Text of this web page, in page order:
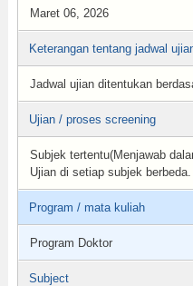
Maret 06, 2026
Keterangan tentang jadwal
Jadwal ujian ditentukan
Ujian / proses screening
Subjek tertentu(Menjawab
Ujian di setiap subjek
Program / mata kuliah
Program Doktor
Subject